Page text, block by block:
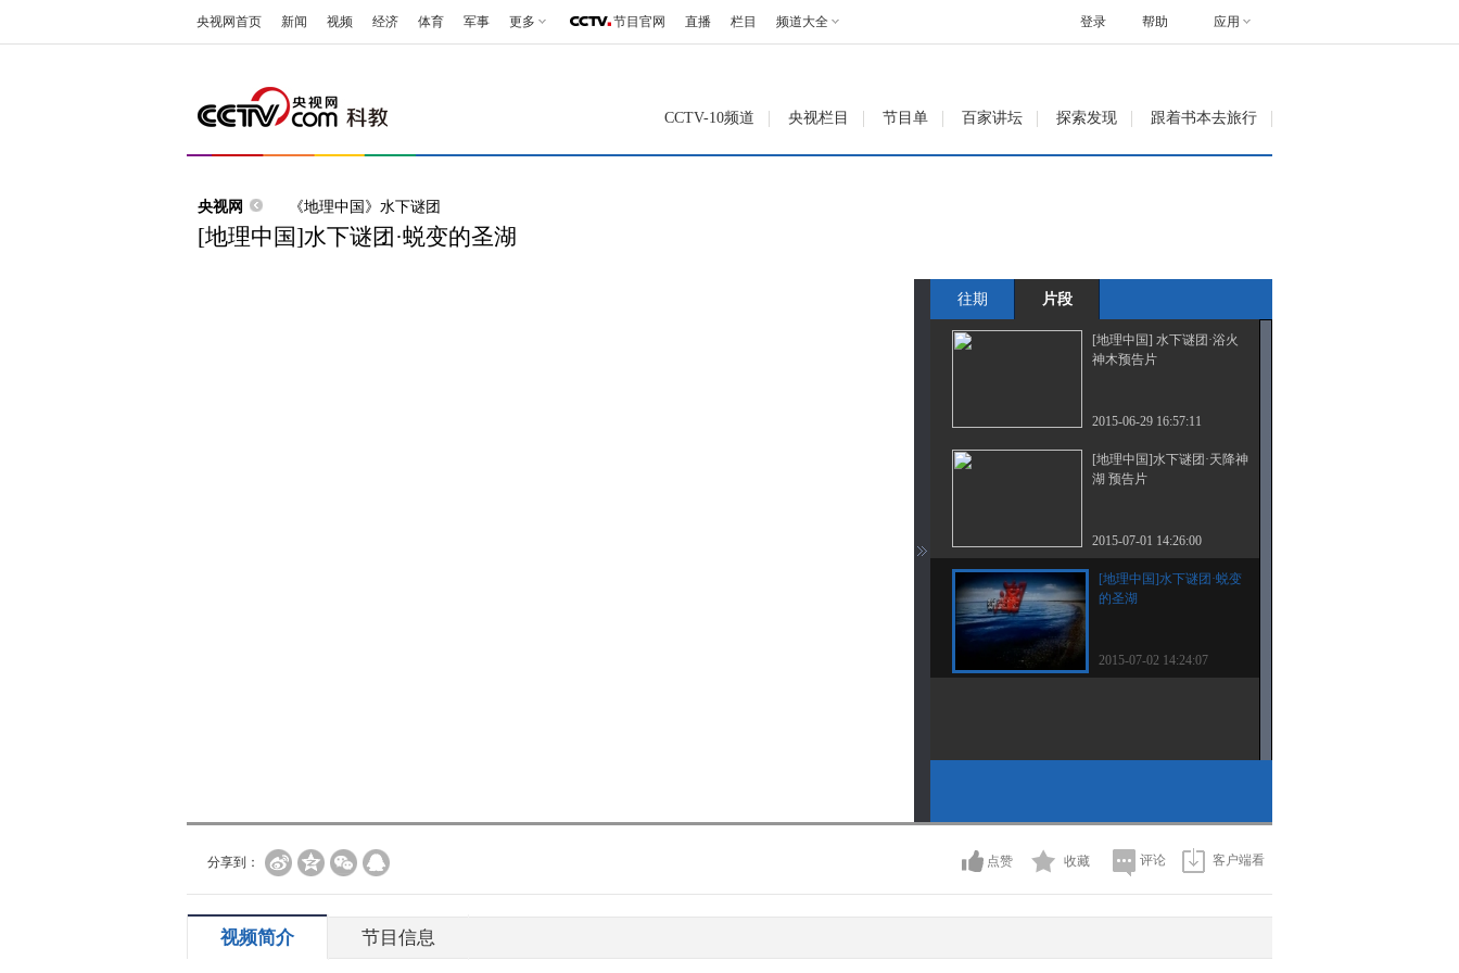
央视网首页 新闻 视频 经济 体育 军事 更多 节目官网 直播 栏目 频道大全 帮助 应用
登录
CCTV-10频道 央视栏目 节目单 百家讲坛 探索发现 跟着书本去旅行
央视网 《地理中国》水下谜团
[地理中国]水下谜团·蜕变的圣湖
往期 片段
[地理中国] 水下谜团·浴火
神木预告片
2015-06-29 16:57:11
[地理中国]水下谜团·天降神
湖 预告片
2015-07-01 14:26:00
[地理中国]水下谜团·蜕变
的圣湖
2015-07-02 14:24:07
分享到： 点赞 收藏 评论 客户端看
视频简介 节目信息